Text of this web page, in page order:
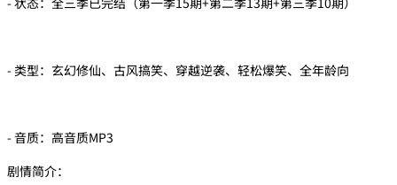
- 类型：玄幻修仙、古风搞笑、穿越逆袭、轻松爆笑、全年龄向
- 音质：高音质MP3
剧情简介：